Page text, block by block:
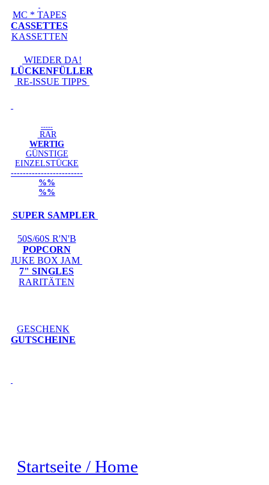
MC * TAPES
CASSETTES
KASSETTEN
WIEDER DA!
LÜCKENFÜLLER
RE-ISSUE TIPPS
-----
RAR
WERTIG
GÜNSTIGE
EINZELSTÜCKE
------------------------
%%
%%
SUPER SAMPLER
50S/60S R'N'B
POPCORN
JUKE BOX JAM
7" SINGLES
RARITÄTEN
GESCHENK
GUTSCHEINE
Startseite / Home